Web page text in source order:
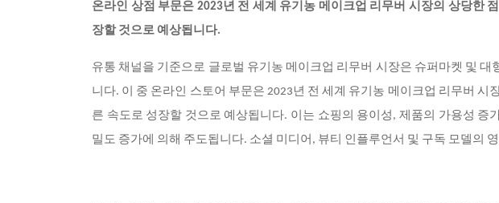
온라인 상점 부문은 2023년 전 세계 유기농 메이크업 리무버 시장의 상당한
장할 것으로 예상됩니다.
유통 채널을 기준으로 글로벌 유기농 메이크업 리무버 시장은 슈퍼마켓 및 대
니다. 이 중 온라인 스토어 부문은 2023년 전 세계 유기농 메이크업 리무버 시
른 속도로 성장할 것으로 예상됩니다. 이는 쇼핑의 용이성, 제품의 가용성 증
밀도 증가에 의해 주도됩니다. 소셜 미디어, 뷰티 인플루언서 및 구독 모델의